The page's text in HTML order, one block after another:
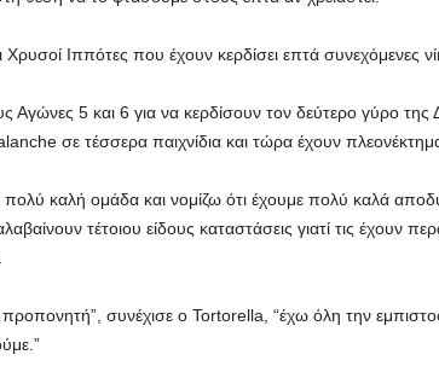
Χρυσοί Ιππότες που έχουν κερδίσει επτά συνεχόμενες
Αγώνες 5 και 6 για να κερδίσουν τον δεύτερο γύρο
σε τέσσερα παιχνίδια και τώρα έχουν
πολύ καλή ομάδα και νομίζω ότι έχουμε πολύ καλά
τέτοιου είδους καταστάσεις γιατί τις έχουν
προπονητή”, συνέχισε ο Tortorella, “έχω όλη την